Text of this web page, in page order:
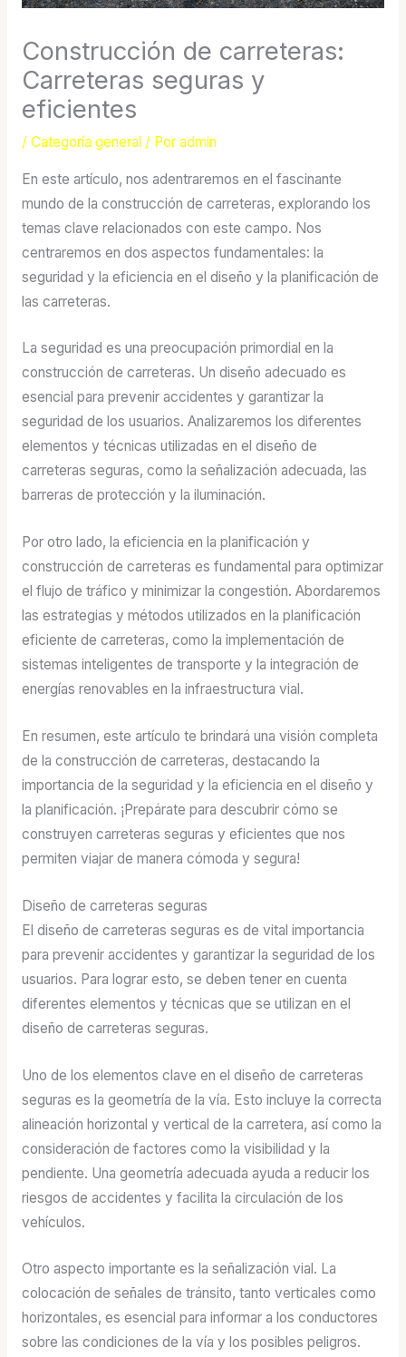
Construcción de carreteras:
Carreteras seguras y
eficientes
/ Categoría general / Por admin
En este artículo, nos adentraremos en el fascinante
mundo de la construcción de carreteras, explorando los
temas clave relacionados con este campo. Nos
centraremos en dos aspectos fundamentales: la
seguridad y la eficiencia en el diseño y la planificación de
las carreteras.
La seguridad es una preocupación primordial en la
construcción de carreteras. Un diseño adecuado es
esencial para prevenir accidentes y garantizar la
seguridad de los usuarios. Analizaremos los diferentes
elementos y técnicas utilizadas en el diseño de
carreteras seguras, como la señalización adecuada, las
barreras de protección y la iluminación.
Por otro lado, la eficiencia en la planificación y
construcción de carreteras es fundamental para optimizar
el flujo de tráfico y minimizar la congestión. Abordaremos
las estrategias y métodos utilizados en la planificación
eficiente de carreteras, como la implementación de
sistemas inteligentes de transporte y la integración de
energías renovables en la infraestructura vial.
En resumen, este artículo te brindará una visión completa
de la construcción de carreteras, destacando la
importancia de la seguridad y la eficiencia en el diseño y
la planificación. ¡Prepárate para descubrir cómo se
construyen carreteras seguras y eficientes que nos
permiten viajar de manera cómoda y segura!
Diseño de carreteras seguras
El diseño de carreteras seguras es de vital importancia
para prevenir accidentes y garantizar la seguridad de los
usuarios. Para lograr esto, se deben tener en cuenta
diferentes elementos y técnicas que se utilizan en el
diseño de carreteras seguras.
Uno de los elementos clave en el diseño de carreteras
seguras es la geometría de la vía. Esto incluye la correcta
alineación horizontal y vertical de la carretera, así como la
consideración de factores como la visibilidad y la
pendiente. Una geometría adecuada ayuda a reducir los
riesgos de accidentes y facilita la circulación de los
vehículos.
Otro aspecto importante es la señalización vial. La
colocación de señales de tránsito, tanto verticales como
horizontales, es esencial para informar a los conductores
sobre las condiciones de la vía y los posibles peligros.